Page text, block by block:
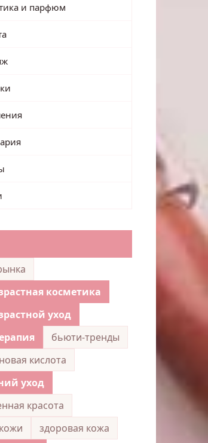
и парфюм
косметика
уход
бьюти-тренды
кислота
уход
красота
здоровая кожа